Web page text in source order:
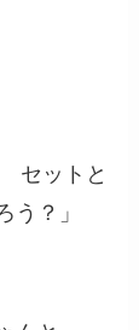
セットと
う？」